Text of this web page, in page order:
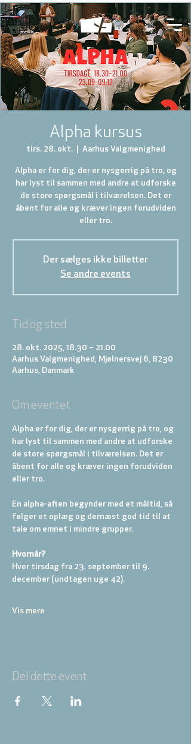
Alpha kursus
tirs. 28. okt.
  |
Aarhus Valgmenighed
Alpha er for dig, der er nysgerrig på tro, og
har lyst til sammen med andre at udforske
de store spørgsmål i tilværelsen. Det er
åbent for alle og kræver ingen forudviden
eller tro.
Der sælges ikke billetter
Se andre events
Tid og sted
28. okt. 2025, 18.30 – 21.00
Aarhus Valgmenighed, Mjølnersvej 6, 8230
Aarhus, Danmark
Om eventet
Alpha er for dig, der er nysgerrig på tro, og
har lyst til sammen med andre at udforske
de store spørgsmål i tilværelsen. Det er
åbent for alle og kræver ingen forudviden
eller tro.
En alpha-aften begynder med et måltid, så
følger et oplæg og dernæst god tid til at
tale om emnet i mindre grupper.
Hvornår?
Hver tirsdag fra 23. september til 9.
december (undtagen uge 42).
Vis mere
Del dette event